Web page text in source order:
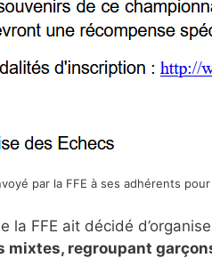
par la FFE à ses adhérents
la FFE ait décidé
mixtes, regroupant